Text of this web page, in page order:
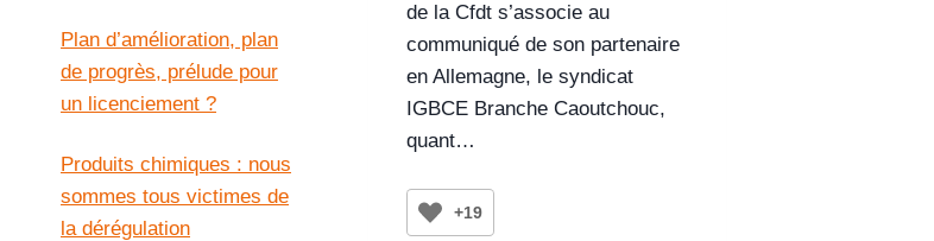
de la Cfdt s’associe au
communiqué de son partenaire
en Allemagne, le syndicat
IGBCE Branche Caoutchouc,
quant…
+19
Plan d’amélioration, plan
de progrès, prélude pour
un licenciement ?
Produits chimiques : nous
sommes tous victimes de
la dérégulation